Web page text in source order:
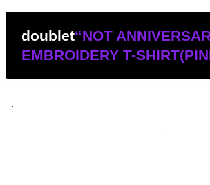
doublet“NOT
EMBROIDERY T-
.